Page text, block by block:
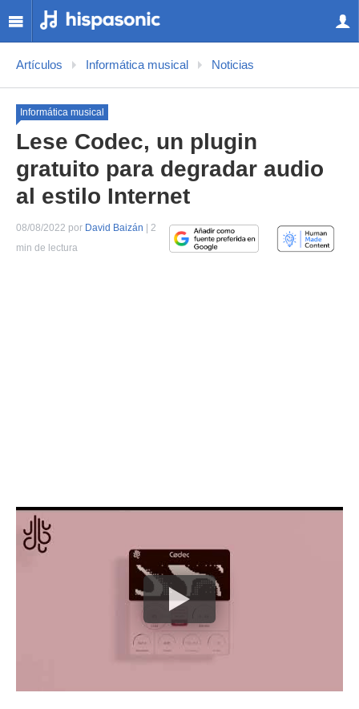
Artículos Informática musical Noticias
Informática musical
Lese Codec, un plugin
gratuito para degradar audio
al estilo Internet
08/08/2022 por David Baizán | 2
min de lectura